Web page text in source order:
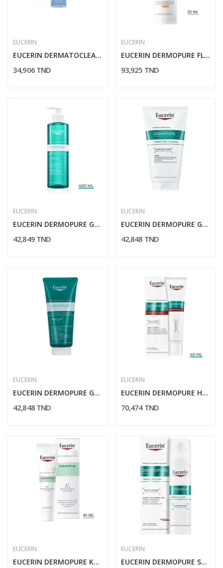
EUCERIN
EUCERIN DERMATOCLEAN MOUSSE MICELLAIRE 150ML
34,906 TND
EUCERIN
EUCERIN DERMOPURE FLUIDE PROTECTEUR SPF30 50ML
93,925 TND
EUCERIN
EUCERIN DERMOPURE GEL NETTOYANT PEAUX A...
42,849 TND
EUCERIN
EUCERIN DERMOPURE GEL NETTOYANT TRIPLE ACTION...
42,848 TND
EUCERIN
EUCERIN DERMOPURE GOMMAGE PEAUX A IMPERFECTIONS...
42,848 TND
EUCERIN
EUCERIN DERMOPURE HYDRA CREME COMPENSATRICE...
70,474 TND
EUCERIN
EUCERIN DERMOPURE K10 SOIN RENOVATEUR CUTANE...
EUCERIN
EUCERIN DERMOPURE SERUM TRIPLE ACTION 40ML